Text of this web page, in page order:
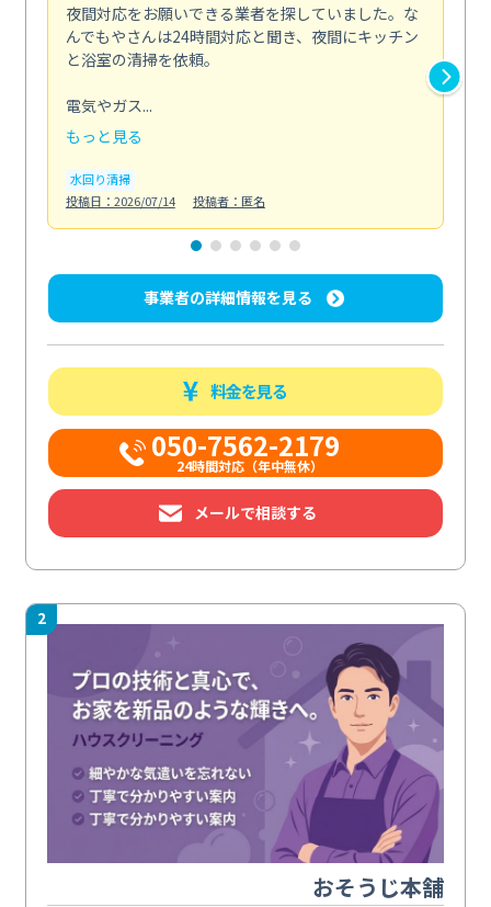
夜間対応をお願いできる業者を探していました。な
んでもやさんは24時間対応と聞き、夜間にキッチン
と浴室の清掃を依頼。
電気やガス...
もっと見る
水回り清掃
投稿日：2026/07/14
投稿者：匿名
事業者の詳細情報を見る
料金を見る
050-7562-2179
24時間対応（年中無休）
メールで相談する
2
おそうじ本舗